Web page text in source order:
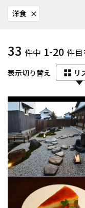
洋食 close
33 件中 1-20 件
表示切り替え リ